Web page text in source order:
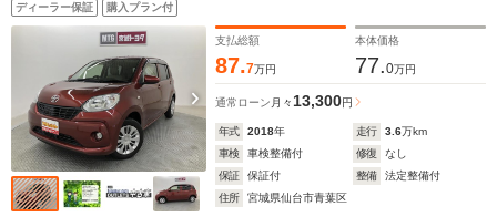
ディーラー保証 購入プラン付
支払総額
87.7万円
本体価格
77.0万円
通常ローン 月々 13,300円
年式 2018年 走行 3.6万km
車検
車検整備付 修復
なし
保証
保証付 整備
法定整備付
住所
宮城県仙台市青葉区